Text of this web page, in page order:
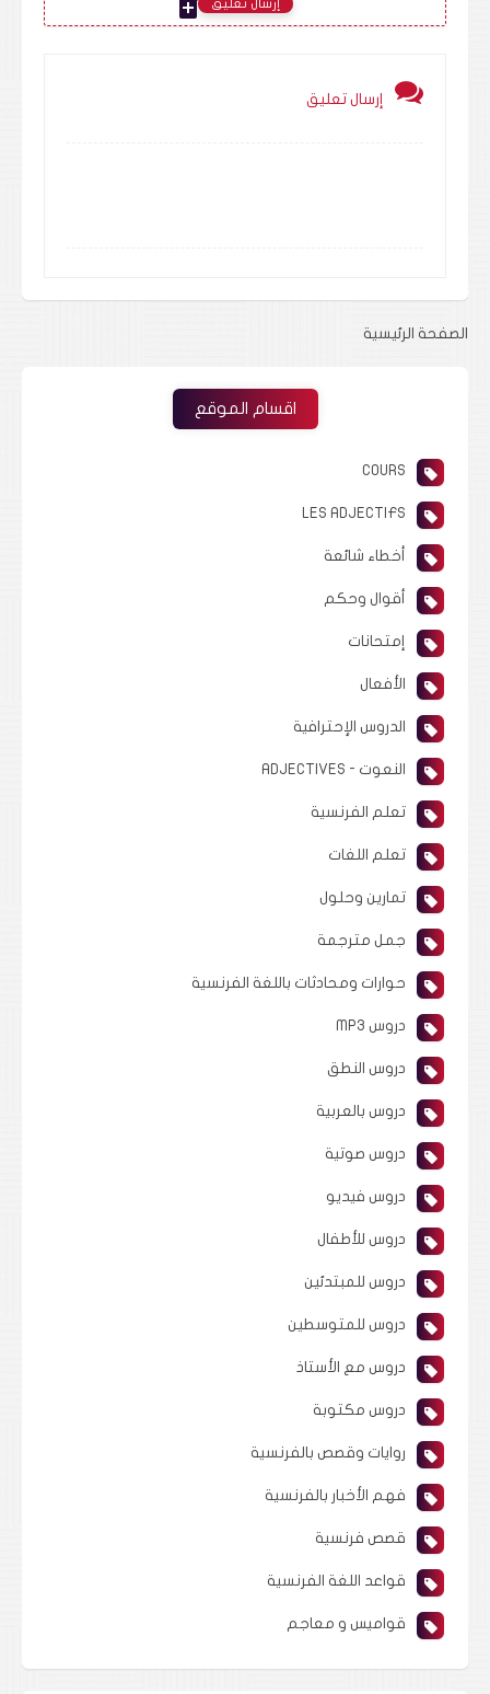
إرسال تعليق add_comment
إرسال تعليق
الصفحة الرئيسية
اقسام الموقع
COURS
LES ADJECTIFS
أخطاء شائعة
أقوال وحكم
إمتحانات
الأفعال
الدروس الإحترافية
النعوت - ADJECTIVES
تعلم الفرنسية
تعلم اللغات
تمارين وحلول
جمل مترجمة
حوارات ومحادثات باللغة الفرنسية
دروس MP3
دروس النطق
دروس بالعربية
دروس صوتية
دروس فيديو
دروس للأطفال
دروس للمبتدئين
دروس للمتوسطين
دروس مع الأستاذ
دروس مكتوبة
روايات وقصص بالفرنسية
فهم الأخبار بالفرنسية
قصص فرنسية
قواعد اللغة الفرنسية
قواميس و معاجم